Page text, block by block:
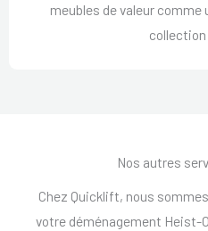
meubles de valeur comme
Nos autres
Chez Quicklift, nous
votre déménagement Heist-